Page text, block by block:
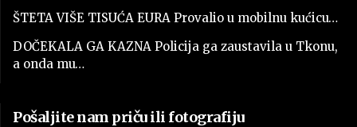
ŠTETA VIŠE TISUĆA EURA Provalio u mobilnu kućicu…
DOČEKALA GA KAZNA Policija ga zaustavila u Tkonu,
a onda mu…
Pošaljite nam priču ili fotografiju